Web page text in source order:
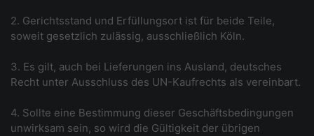
2. Gerichtsstand und Erfüllungsort ist für beide Teile,
soweit gesetzlich zulässig, ausschließlich Köln.
3. Es gilt, auch bei Lieferungen ins Ausland, deutsches
Recht unter Ausschluss des UN-Kaufrechts als vereinbart.
4. Sollte eine Bestimmung dieser Geschäftsbedingungen
unwirksam sein, so wird die Gültigkeit der übrigen